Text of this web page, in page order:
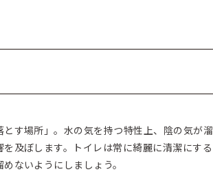
す場所」。水の気を持つ特性上、陰の気が溜
及ぼします。トイレは常に綺麗に清潔にする
ないようにしましょう。